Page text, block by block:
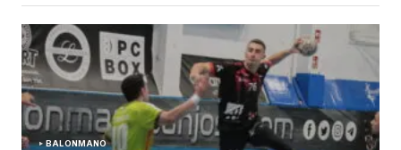
BALONMANO